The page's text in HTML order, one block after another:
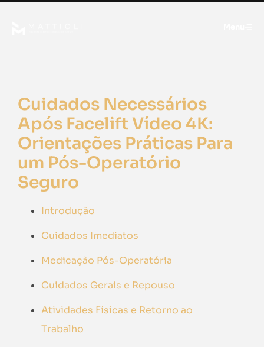
Cuidados Necessários
Após Facelift Vídeo 4K:
Orientações Práticas Para
um Pós-Operatório
Seguro
Introdução
Cuidados Imediatos
Medicação Pós-Operatória
Cuidados Gerais e Repouso
Atividades Físicas e Retorno ao
Trabalho